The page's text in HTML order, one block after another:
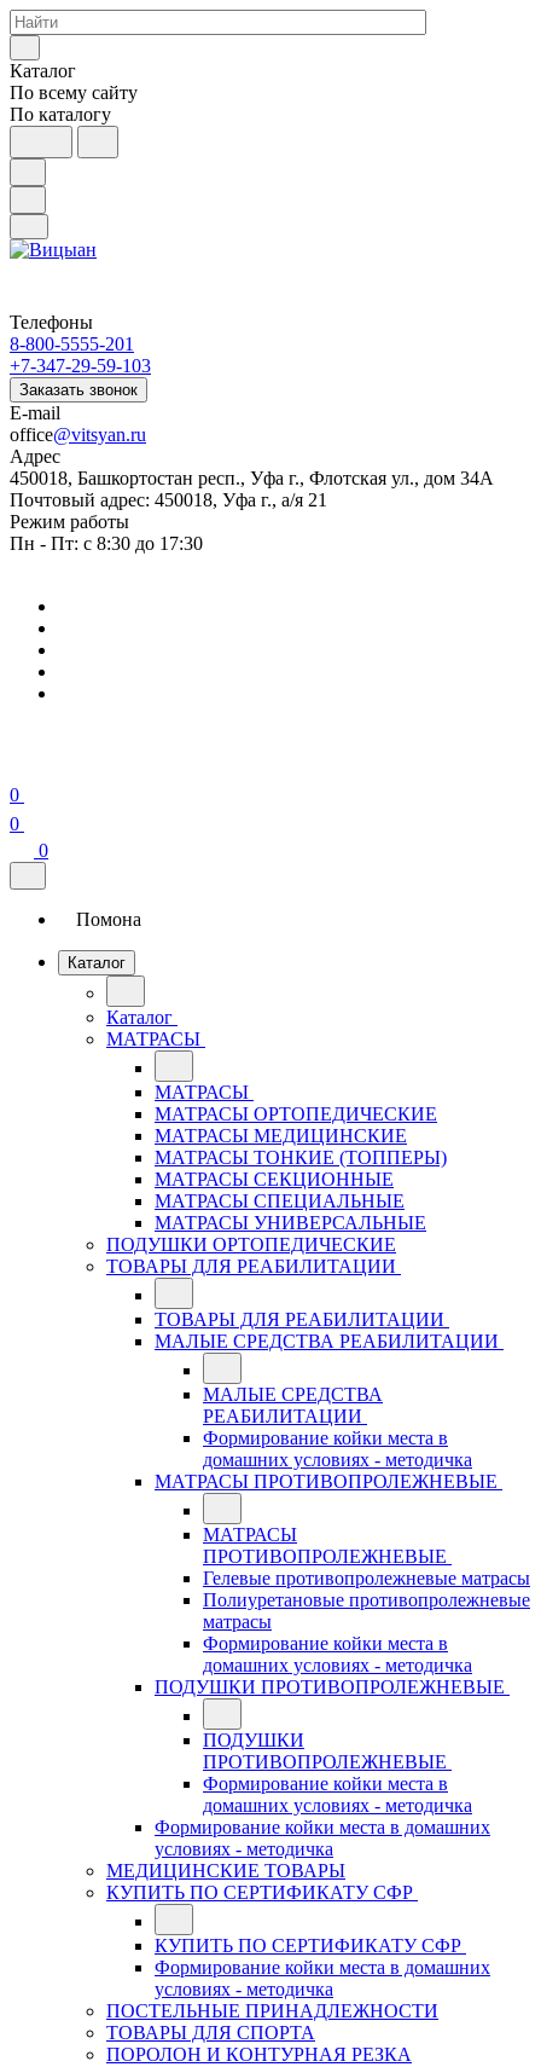
Каталог
По всему сайту
По каталогу
Телефоны
8-800-5555-201
+7-347-29-59-103
Заказать звонок
E-mail
office@vitsyan.ru
Адрес
450018, Башкортостан респ., Уфа г., Флотская ул., дом 34А
Почтовый адрес: 450018, Уфа г., а/я 21
Режим работы
Пн - Пт: с 8:30 до 17:30
0
0
0
Помона
Каталог
Каталог
МАТРАСЫ
МАТРАСЫ
МАТРАСЫ ОРТОПЕДИЧЕСКИЕ
МАТРАСЫ МЕДИЦИНСКИЕ
МАТРАСЫ ТОНКИЕ (ТОППЕРЫ)
МАТРАСЫ СЕКЦИОННЫЕ
МАТРАСЫ СПЕЦИАЛЬНЫЕ
МАТРАСЫ УНИВЕРСАЛЬНЫЕ
ПОДУШКИ ОРТОПЕДИЧЕСКИЕ
ТОВАРЫ ДЛЯ РЕАБИЛИТАЦИИ
ТОВАРЫ ДЛЯ РЕАБИЛИТАЦИИ
МАЛЫЕ СРЕДСТВА РЕАБИЛИТАЦИИ
МАЛЫЕ СРЕДСТВА
РЕАБИЛИТАЦИИ
Формирование койки места в
домашних условиях - методичка
МАТРАСЫ ПРОТИВОПРОЛЕЖНЕВЫЕ
МАТРАСЫ
ПРОТИВОПРОЛЕЖНЕВЫЕ
Гелевые противопролежневые матрасы
Полиуретановые противопролежневые
матрасы
Формирование койки места в
домашних условиях - методичка
ПОДУШКИ ПРОТИВОПРОЛЕЖНЕВЫЕ
ПОДУШКИ
ПРОТИВОПРОЛЕЖНЕВЫЕ
Формирование койки места в
домашних условиях - методичка
Формирование койки места в домашних
условиях - методичка
МЕДИЦИНСКИЕ ТОВАРЫ
КУПИТЬ ПО СЕРТИФИКАТУ СФР
КУПИТЬ ПО СЕРТИФИКАТУ СФР
Формирование койки места в домашних
условиях - методичка
ПОСТЕЛЬНЫЕ ПРИНАДЛЕЖНОСТИ
ТОВАРЫ ДЛЯ СПОРТА
ПОРОЛОН И КОНТУРНАЯ РЕЗКА